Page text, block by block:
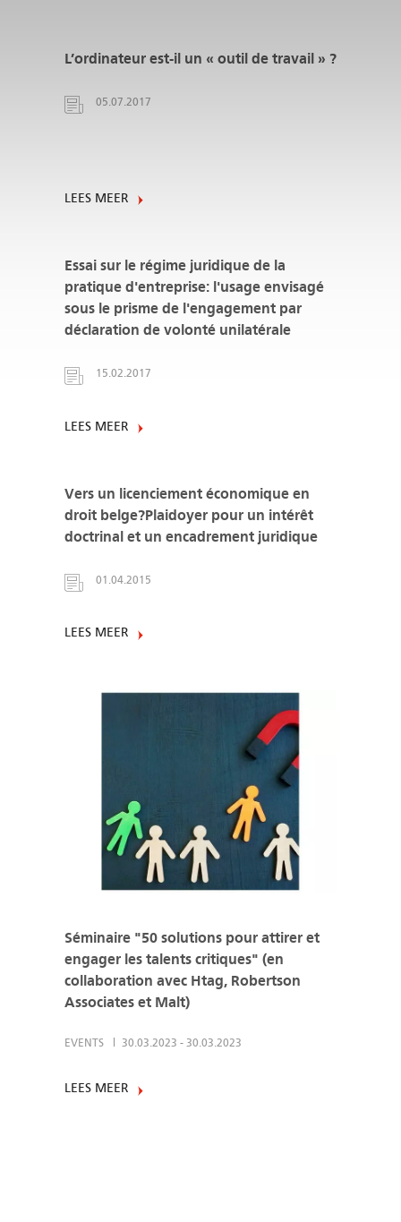
L’ordinateur est-il un « outil de travail » ?
05.07.2017
LEES MEER
Essai sur le régime juridique de la
pratique d'entreprise: l'usage envisagé
sous le prisme de l'engagement par
déclaration de volonté unilatérale
15.02.2017
LEES MEER
Vers un licenciement économique en
droit belge?Plaidoyer pour un intérêt
doctrinal et un encadrement juridique
01.04.2015
LEES MEER
Séminaire "50 solutions pour attirer et
engager les talents critiques" (en
collaboration avec Htag, Robertson
Associates et Malt)
EVENTS 30.03.2023 - 30.03.2023
LEES MEER